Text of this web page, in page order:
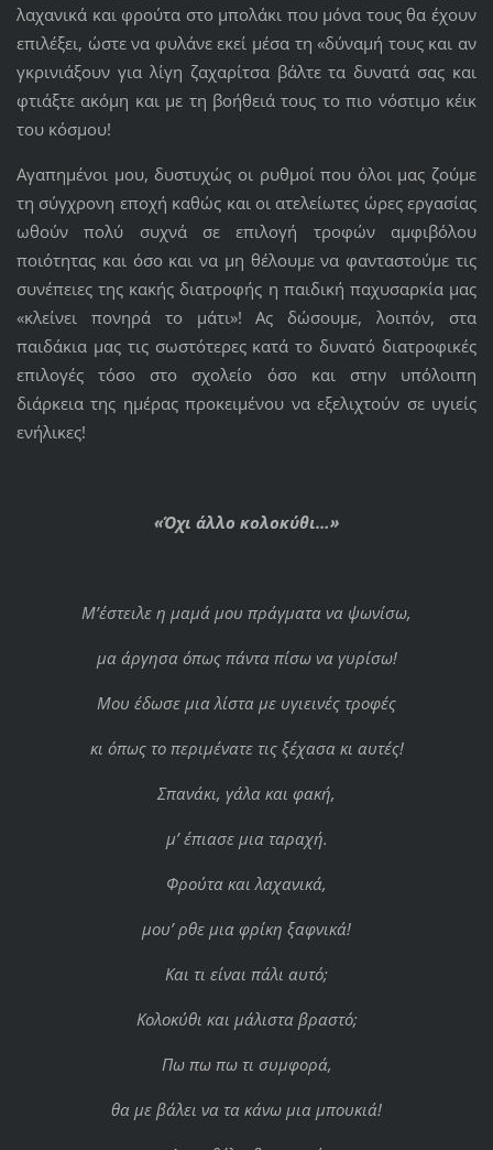
λαχανικά και φρούτα στο μπολάκι που μόνα τους θα έχουν
επιλέξει, ώστε να φυλάνε εκεί μέσα τη «δύναμή τους και αν
γκρινιάξουν για λίγη ζαχαρίτσα βάλτε τα δυνατά σας και
φτιάξτε ακόμη και με τη βοήθειά τους το πιο νόστιμο κέικ
του κόσμου!
Αγαπημένοι μου, δυστυχώς οι ρυθμοί που όλοι μας ζούμε
τη σύγχρονη εποχή καθώς και οι ατελείωτες ώρες εργασίας
ωθούν πολύ συχνά σε επιλογή τροφών αμφιβόλου
ποιότητας και όσο και να μη θέλουμε να φανταστούμε τις
συνέπειες της κακής διατροφής η παιδική παχυσαρκία μας
«κλείνει πονηρά το μάτι»! Ας δώσουμε, λοιπόν, στα
παιδάκια μας τις σωστότερες κατά το δυνατό διατροφικές
επιλογές τόσο στο σχολείο όσο και στην υπόλοιπη
διάρκεια της ημέρας προκειμένου να εξελιχτούν σε υγιείς
ενήλικες!
«Όχι άλλο κολοκύθι…»
Μ’έστειλε η μαμά μου πράγματα να ψωνίσω,
μα άργησα όπως πάντα πίσω να γυρίσω!
Μου έδωσε μια λίστα με υγιεινές τροφές
κι όπως το περιμένατε τις ξέχασα κι αυτές!
Σπανάκι, γάλα και φακή,
μ’ έπιασε μια ταραχή.
Φρούτα και λαχανικά,
μου’ ρθε μια φρίκη ξαφνικά!
Και τι είναι πάλι αυτό;
Κολοκύθι και μάλιστα βραστό;
Πω πω πω τι συμφορά,
θα με βάλει να τα κάνω μια μπουκιά!